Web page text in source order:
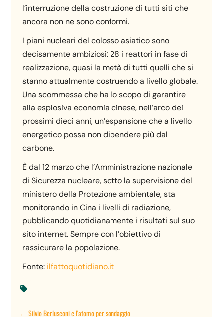
l’interruzione della costruzione di tutti siti che
ancora non ne sono conformi.
I piani nucleari del colosso asiatico sono
decisamente ambiziosi: 28 i reattori in fase di
realizzazione, quasi la metà di tutti quelli che si
stanno attualmente costruendo a livello globale.
Una scommessa che ha lo scopo di garantire
alla esplosiva economia cinese, nell’arco dei
prossimi dieci anni, un’espansione che a livello
energetico possa non dipendere più dal
carbone.
È dal 12 marzo che l’Amministrazione nazionale
di Sicurezza nucleare, sotto la supervisione del
ministero della Protezione ambientale, sta
monitorando in Cina i livelli di radiazione,
pubblicando quotidianamente i risultati sul suo
sito internet. Sempre con l’obiettivo di
rassicurare la popolazione.
Fonte: ilfattoquotidiano.it

←Silvio Berlusconi e l'atomo per sondaggio